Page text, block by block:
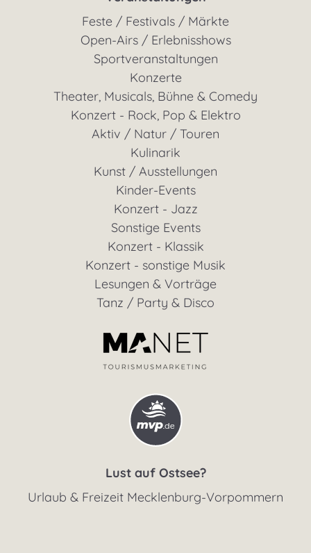
Feste / Festivals / Märkte
Open-Airs / Erlebnisshows
Sportveranstaltungen
Konzerte
Theater, Musicals, Bühne & Comedy
Konzert - Rock, Pop & Elektro
Aktiv / Natur / Touren
Kulinarik
Kunst / Ausstellungen
Kinder-Events
Konzert - Jazz
Sonstige Events
Konzert - Klassik
Konzert - sonstige Musik
Lesungen & Vorträge
Tanz / Party & Disco
Lust auf Ostsee?
Urlaub & Freizeit Mecklenburg-Vorpommern